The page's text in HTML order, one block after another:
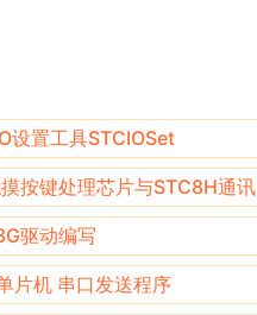
设置工具STCIOSet
按键处理芯片与STC8H通讯
驱动编写
片机 串口发送程序